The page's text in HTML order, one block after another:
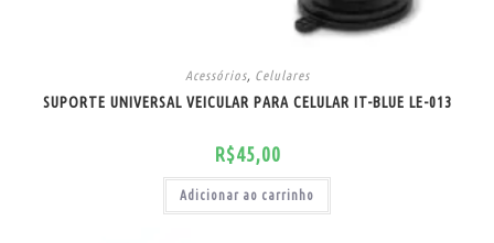
Acessórios, Celulares
SUPORTE UNIVERSAL VEICULAR PARA CELULAR IT-BLUE LE-013
R$45,00
Adicionar ao carrinho